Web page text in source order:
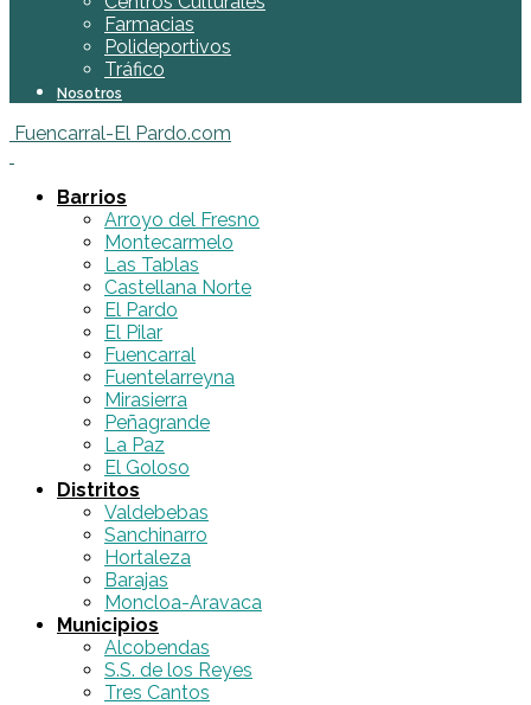
Farmacias
Polideportivos
Tráfico
Nosotros
Fuencarral-El Pardo.com
Barrios
Arroyo del Fresno
Montecarmelo
Las Tablas
Castellana Norte
El Pardo
El Pilar
Fuencarral
Fuentelarreyna
Mirasierra
Peñagrande
La Paz
El Goloso
Distritos
Valdebebas
Sanchinarro
Hortaleza
Barajas
Moncloa-Aravaca
Municipios
Alcobendas
S.S. de los Reyes
Tres Cantos